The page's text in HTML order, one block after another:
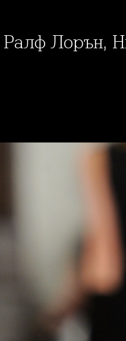
Ралф Лорън,